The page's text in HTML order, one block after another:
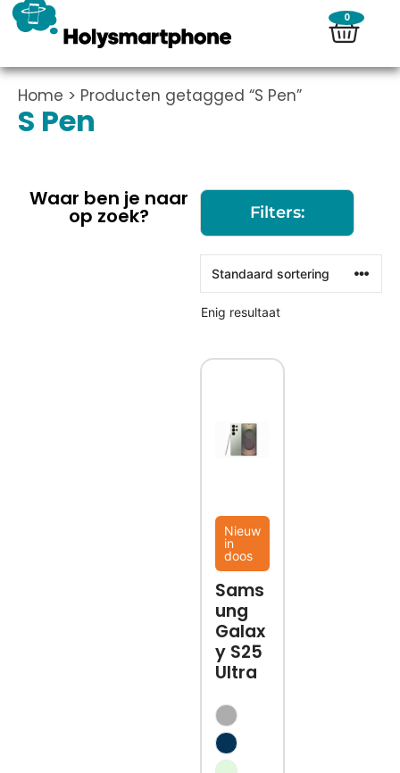
0
Home > Producten getagged “S Pen”
S Pen
Waar ben je naar
op zoek? Filters:
Enig resultaat
Nieuw
in
doos
Sams
ung
Galax
y S25
Ultra